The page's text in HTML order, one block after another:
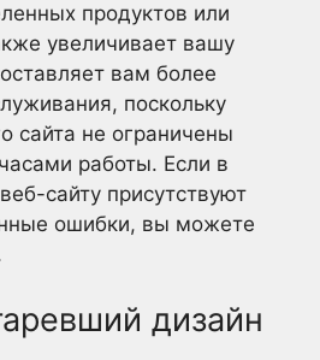
продуктов или
увеличивает вашу
вам более
поскольку
сайта не ограничены
работы. Если в
сайту присутствуют
ошибки, вы можете
дизайн